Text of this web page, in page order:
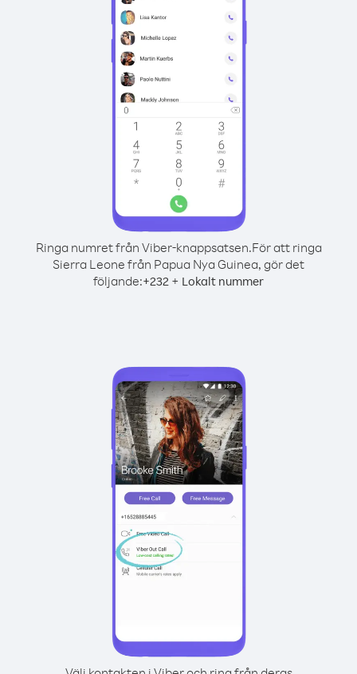
Ringa numret från Viber-knappsatsen.För att ringa
Sierra Leone från Papua Nya Guinea, gör det
följande:+232 + Lokalt nummer